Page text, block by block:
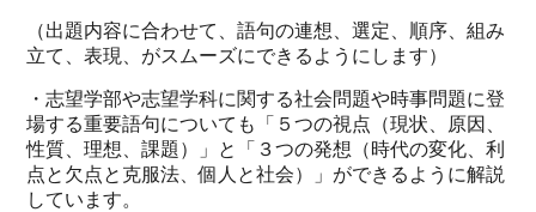
（出題内容に合わせて、語句の連想、選定、順序、組み
立て、表現、がスムーズにできるようにします）
・志望学部や志望学科に関する社会問題や時事問題に登
場する重要語句についても「５つの視点（現状、原因、
性質、理想、課題）」と「３つの発想（時代の変化、利
点と欠点と克服法、個人と社会）」ができるように解説
しています。